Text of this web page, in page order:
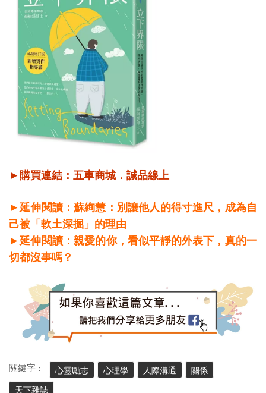
►購買連結： 五車商城 ． 誠品線上
►延伸閱讀：蘇絢慧：別讓他人的得寸進尺，成為自
己被「軟土深掘」的理由
►延伸閱讀：親愛的你，看似平靜的外表下，真的一
切都沒事嗎？
關鍵字 : 心靈勵志 心理學 人際溝通 關係
天下雜誌